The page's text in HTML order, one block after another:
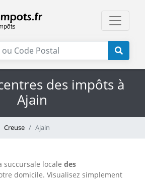
des impôts à
Ajain
Creuse Ajain
succursale locale des
domicile. Visualisez simplement